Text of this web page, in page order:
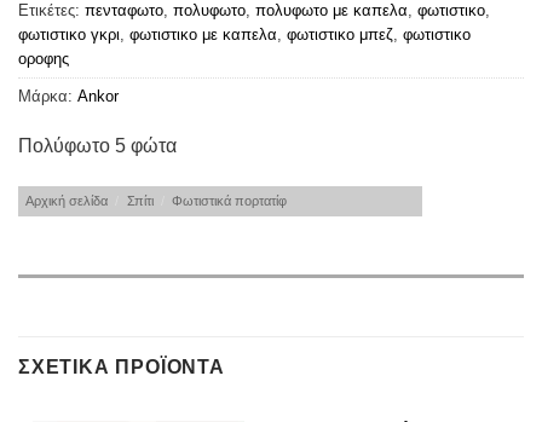
Ετικέτες: πενταφωτο, πολυφωτο, πολυφωτο με καπελα, φωτιστικο,
φωτιστικο γκρι, φωτιστικο με καπελα, φωτιστικο μπεζ, φωτιστικο
οροφης
Μάρκα: Ankor
Πολύφωτο 5 φώτα
Αρχική σελίδα Σπίτι Φωτιστικά πορτατίφ
ΣΧΕΤΙΚΆ ΠΡΟΪΌΝΤΑ